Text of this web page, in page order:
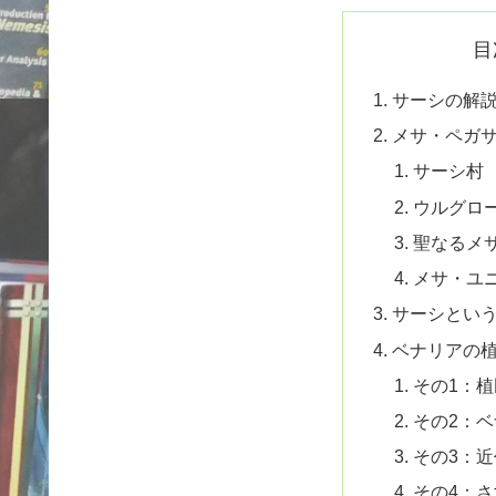
サーシの解
メサ・ペガ
サーシ村
ウルグロ
聖なるメ
メサ・ユ
サーシとい
ベナリアの
その1：
その2：
その3：